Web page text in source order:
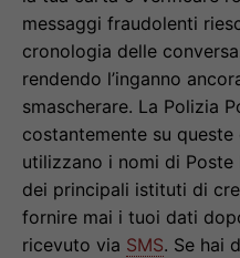
messaggi fraudolenti
cronologia delle
rendendo l’inganno
smascherare. La Polizia
costantemente su
utilizzano i nomi di
dei principali istituti di
fornire mai i tuoi dati
ricevuto via SMS. Se hai